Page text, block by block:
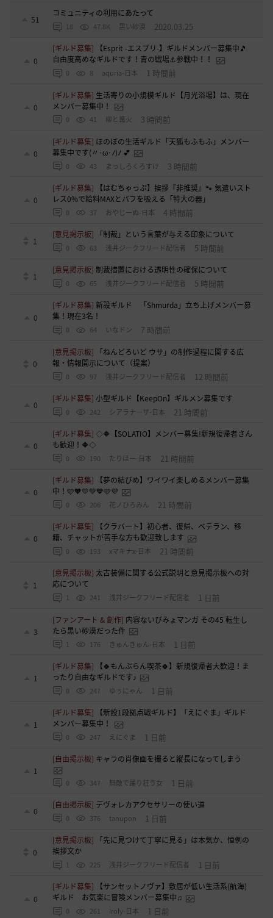
51
コミュニティの利用にあたって
18 47.8K 黒い砂漠 2020.03.25
0
[ギルド募集]
【Esprit -エスプリ-】ギルドメンバー募集中🎵
自由度高めなギルドです！青の戦場⚓参戦中！！
0 8 aquria-日本 1 時間前
0
[ギルド募集] 生活寄りの小規模ギルド【月光浴場】は、現在
メンバー募集中！
0 41 柳と篝火 3 時間前
0
[ギルド募集] ほのぼの生活ギルド「天狐もふもふ」メンバー
募集中です(〃･ω･ﾉ)ﾉ 💕
0 43 まっしろくろすけ 3 時間前
0
[ギルド募集]
【はむちゃっぷ】挨拶『非推奨』🐾 気遣いスト
レス0%で給料MAXとバフを吸える「特大の器」
0 37 おやじーぬ-日本 4 時間前
1
[意見掲示板] 「制裁」という言葉が与える印象について
0 63 浅井ジークフリード配信者 5 時間前
1
[意見掲示板]制裁措置における透明性の確保について
0 65 浅井ジークフリード配信者 5 時間前
0
[ギルド募集]新設ギルド 「Shmurda」立ち上げメンバー募
集！現在3名！
0 64 いなドン 7 時間前
0
[意見掲示板]
「ねんどろいど ウサ」の制作過程に関する広
報・情報開示について（提案）
0 97 浅井ジークフリード配信者 12 時間前
0
[ギルド募集]小型ギルド【KeepOn】ギルメン募集です
0 242 シアラナーザ-日本 21 時間前
0
[ギルド募集]◇🔶【SOLATIO】メンバー募集!新規復帰者さん
も歓迎！🔶◇
0 190 たりほー-日本 21 時間前
0
[ギルド募集]
【夢の結びめ】ワイワイ楽しめるメンバー募集
中！🩷🧡💛💚💙🩵💜
0 206 花ノひろみん 21 時間前
0
[ギルド募集]
【クラバート】初心者、復帰、ベテラン、移
籍、チャットが苦手な方も歓迎致します
0 193 xマキナx-日本 21 時間前
1
[意見掲示板] 太古装備に関する公式説明と意見掲示板への対
応について
1 241 浅井ジークフリード配信者 1 日前
3
[ファンアート & 創作] 内容ないびみょマンガ その45 転生し
たら黒い砂漠だった件
1 176 きゅんきゅん-日本 1 日前
1
[ギルド募集]
【🍀もんぶらん喫茶🍀】新規復帰者大歓迎！ま
ったり自由なギルドです♪
0 247 ゆぅにゃん 1 日前
1
[ギルド募集]
【新設1段拠点戦ギルド】「えにぐま」ギルド
メンバー募集中！
0 247 えにぐま 1 日前
1
[自由掲示板] キャラの肖像画を撮ると縦長になってしまう
0 347 無敵で踊り狂う女 1 日前
0
[自由掲示板] デヴォレカアクセサリーの使い道
0 376 tanupon 1 日前
0
[意見掲示板]
「先に見つけて丁寧に見る」は本気か、恒例の
挨拶文か
1 225 浅井ジークフリード配信者 1 日前
0
[ギルド募集]
【サンセットノヴァ】敷居が低い生活系(航海)
ギルド お気楽に冒険メンバー募集中♫
0 261 Iroly-日本 1 日前